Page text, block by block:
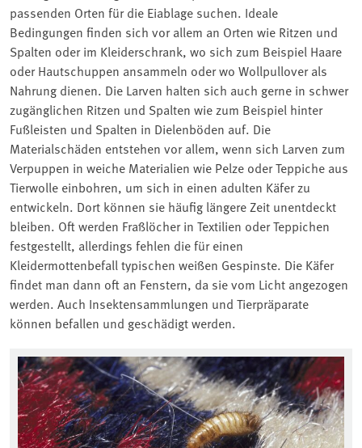
passenden Orten für die Eiablage suchen. Ideale
Bedingungen finden sich vor allem an Orten wie Ritzen und
Spalten oder im Kleiderschrank, wo sich zum Beispiel Haare
oder Hautschuppen ansammeln oder wo Wollpullover als
Nahrung dienen. Die Larven halten sich auch gerne in schwer
zugänglichen Ritzen und Spalten wie zum Beispiel hinter
Fußleisten und Spalten in Dielenböden auf. Die
Materialschäden entstehen vor allem, wenn sich Larven zum
Verpuppen in weiche Materialien wie Pelze oder Teppiche aus
Tierwolle einbohren, um sich in einen adulten Käfer zu
entwickeln. Dort können sie häufig längere Zeit unentdeckt
bleiben. Oft werden Fraßlöcher in Textilien oder Teppichen
festgestellt, allerdings fehlen die für einen
Kleidermottenbefall typischen weißen Gespinste. Die Käfer
findet man dann oft an Fenstern, da sie vom Licht angezogen
werden. Auch Insektensammlungen und Tierpräparate
können befallen und geschädigt werden.